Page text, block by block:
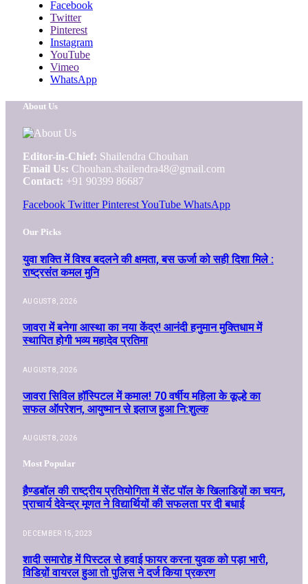
Facebook
Twitter
Pinterest
Instagram
YouTube
Vimeo
WhatsApp
About Us
Editor-in-Chief: Shailendra Chouhan
Email Us: Chouhan.shailendra48@gmail.com
Contact: +91 90399 86687
Facebook Twitter PinterestYouTube WhatsApp
Our Picks
युवा शक्ति में विश्व बदलने की क्षमता, बस ऊर्जा को सही दिशा मिले :
राष्ट्रसंत कमल मुनि
AUGUST 8, 2026
जावरा में बनेगा आस्था का नया केंद्र! आनंदी हनुमान मुक्तिधाम में
स्थापित होगी भव्य महादेव प्रतिमा
AUGUST 8, 2026
जावरा सिविल हॉस्पिटल में कमाल! 70 वर्षीय महिला के कूल्हे का
सफल ऑपरेशन, आयुष्मान से इलाज हुआ नि:शुल्क
AUGUST 8, 2026
Most Popular
हैण्डबॉल की राष्ट्रीय प्रतियोगिता में सेंट पॉल के खिलाडिय़ों का चयन,
प्राचार्य देवेन्द्र मूणत ने विद्यार्थियों की सफलता पर दी बधाई
DECEMBER 15, 2023
शादी समारोह में पिस्टल से हवाई फायर करना युवक को पड़ा भारी,
विडिय़ों वायरल हुआ तो पुलिस ने दर्ज किया प्रकरण